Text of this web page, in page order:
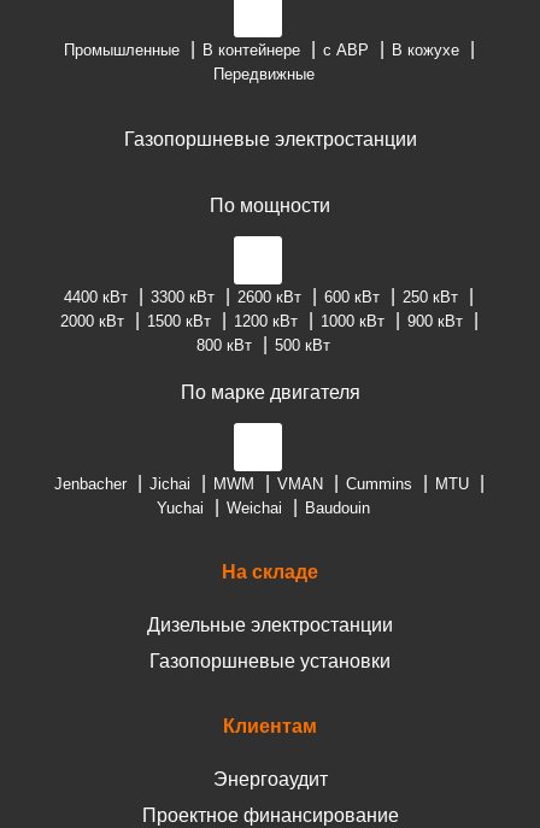
Промышленные В контейнере с АВР
В кожухе
Передвижные
Газопоршневые электростанции
По мощности
4400 кВт 3300 кВт 2600 кВт 600 кВт
250 кВт
2000 кВт
1500 кВт 1200 кВт 1000 кВт
900 кВт
800 кВт
500 кВт
По марке двигателя
Jenbacher Jichai MWM VMAN Cummins
MTU
Yuchai
Weichai Baudouin
На складе
Дизельные электростанции
Газопоршневые установки
Клиентам
Энергоаудит
Проектное финансирование